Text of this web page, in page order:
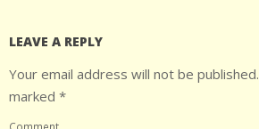
LEAVE A REPLY
Your email address will not be published.
marked *